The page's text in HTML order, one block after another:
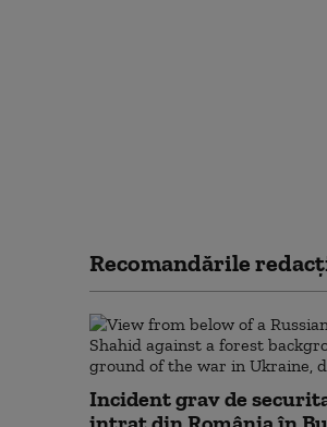
Recomandările
Incident grav de